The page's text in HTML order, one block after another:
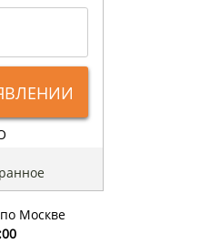
Москве